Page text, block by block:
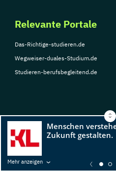
Mehr anzeigen
Relevante Portale
Das-Richtige-studieren.de
Wegweiser-duales-Studium.de
Studieren-berufsbegleitend.de
© Copyright 2026, TarGroup Media GmbH